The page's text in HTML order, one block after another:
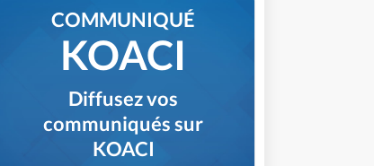
COMMUNIQUÉ
KOACI
Diffusez vos
communiqués sur
KOACI